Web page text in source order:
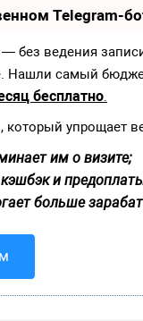
Telegram-
— без ведения
Нашли самый
бесплатно.
который упрощает
им о визите;
и
больше